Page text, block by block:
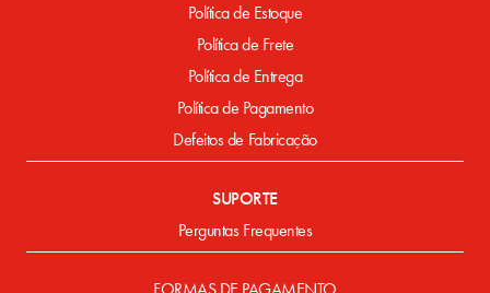
Política de Estoque
Política de Frete
Política de Entrega
Política de Pagamento
Defeitos de Fabricação
SUPORTE
Perguntas Frequentes